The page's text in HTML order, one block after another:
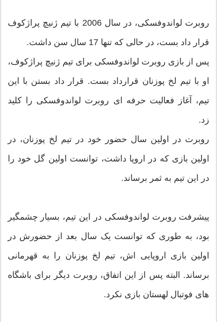
روبرت لواندوفسکی، در سال 2006 با تیم ژنیچ پراژکوف
قرار داد بست، در حالی که تنها 17 سال سن داشت.
پس از بازی روبرت لواندوفسکی برای تیم ژنیچ پراژکوف،
او با تیم لخ پوزنان قرارداد بست. قرار داد بستن با این
تیم، آغاز فعالیت حرفه ای روبرت لواندوفسکی را کلید
زد.
روبرت در اولین سال حضور خود در تیم لخ پوزنان، در
اولین بازی که در اروپا داشت، توانست اولین گل خود را
در این تیم به ثمر برساند.
پیشرفت روبرت لواندوفسکی در این تیم، بسیار چشمگیر
بود، به طوری که توانست یک سال بعد از حضورش در
اولین بازی اروپایی اش، تیم لخ پوزنان را به قهرمانی
برساند. البته پس از این اتفاق، روبرت دیگر برای باشگاه
های فوتبال لهستان بازی نکرد.